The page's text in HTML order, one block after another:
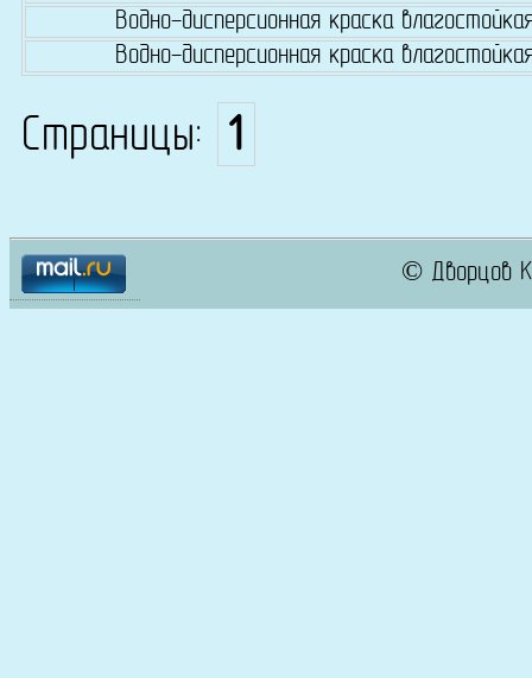
Водно-дисперсионная краска
Водно-дисперсионная краска
Страницы: 1
© Дворцов